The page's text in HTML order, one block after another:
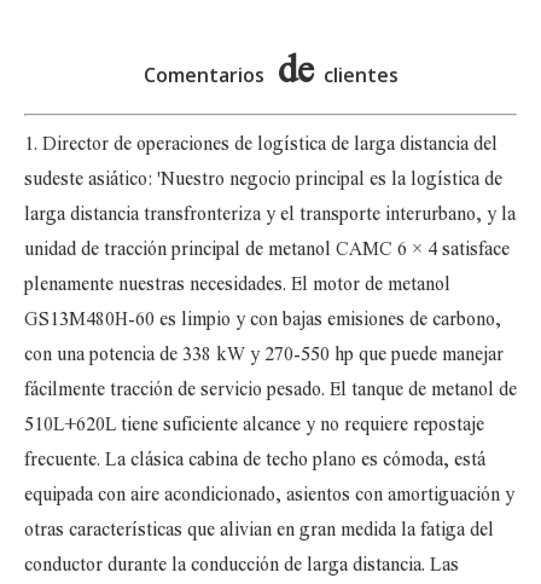
Comentarios de clientes
1. Director de operaciones de logística de larga distancia del
sudeste asiático: 'Nuestro negocio principal es la logística de
larga distancia transfronteriza y el transporte interurbano, y la
unidad de tracción principal de metanol CAMC 6 × 4 satisface
plenamente nuestras necesidades. El motor de metanol
GS13M480H-60 es limpio y con bajas emisiones de carbono,
con una potencia de 338 kW y 270-550 hp que puede manejar
fácilmente tracción de servicio pesado. El tanque de metanol de
510L+620L tiene suficiente alcance y no requiere repostaje
frecuente. La clásica cabina de techo plano es cómoda, está
equipada con aire acondicionado, asientos con amortiguación y
otras características que alivian en gran medida la fatiga del
conductor durante la conducción de larga distancia. Las